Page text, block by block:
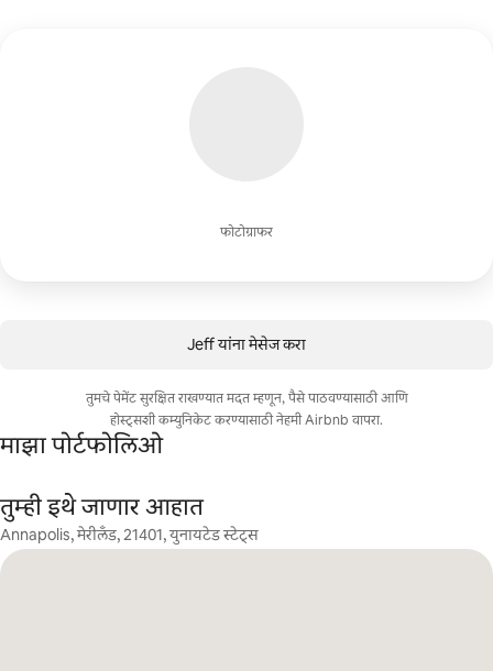
फोटोग्राफर
Jeff यांना मेसेज करा
तुमचे पेमेंट सुरक्षित राखण्यात मदत म्हणून, पैसे पाठवण्यासाठी आणि
होस्ट्सशी कम्युनिकेट करण्यासाठी नेहमी Airbnb वापरा.
माझा पोर्टफोलिओ
तुम्ही इथे जाणार आहात
Annapolis, मेरीलँड, 21401, युनायटेड स्टेट्स